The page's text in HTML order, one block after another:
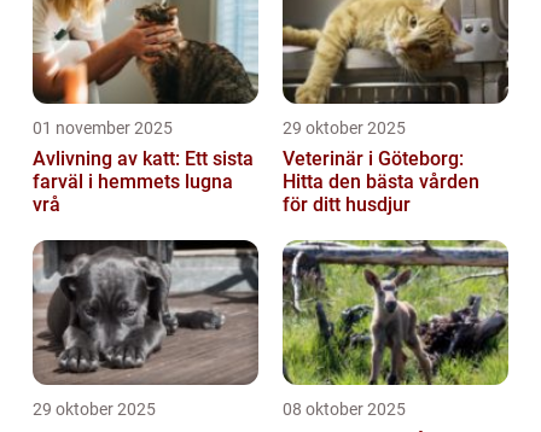
01 november 2025
Avlivning av katt: Ett sista
farväl i hemmets lugna
vrå
29 oktober 2025
Veterinär i Göteborg:
Hitta den bästa vården
för ditt husdjur
29 oktober 2025 08 oktober 2025